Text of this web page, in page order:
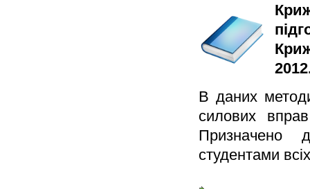
В даних
силових
Призначено
студентами